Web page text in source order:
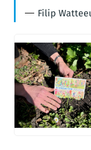
Filip
JPG